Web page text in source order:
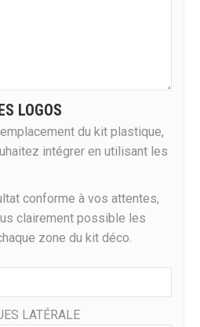
LOGOS
du kit plastique,
intégrer en utilisant les
conforme à vos attentes,
clairement possible les
zone du kit déco.
LATÉRALE